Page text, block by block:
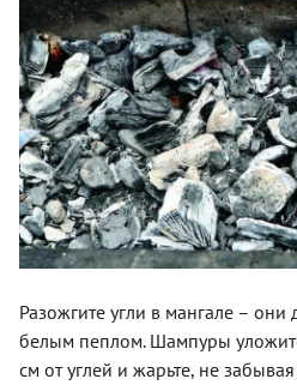
Разожгите угли в мангале –
белым пеплом. Шампуры
см от углей и жарьте, не